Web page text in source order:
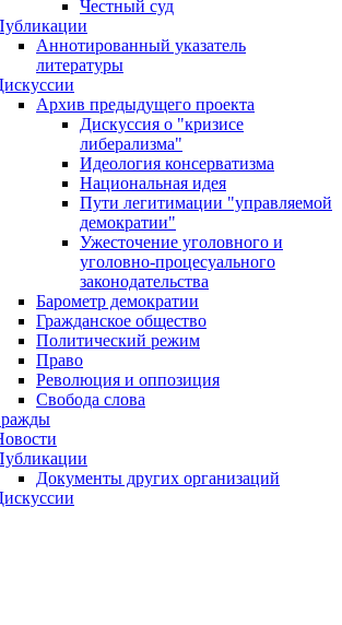
Честный суд
Аннотированный указатель
литературы
Архив предыдущего проекта
Дискуссия о "кризисе
либерализма"
Идеология консерватизма
Национальная идея
Пути легитимации "управляемой
демократии"
Ужесточение уголовного и
уголовно-процесуального
законодательства
Барометр демократии
Гражданское общество
Политический режим
Право
Революция и оппозиция
Свобода слова
Документы других организаций